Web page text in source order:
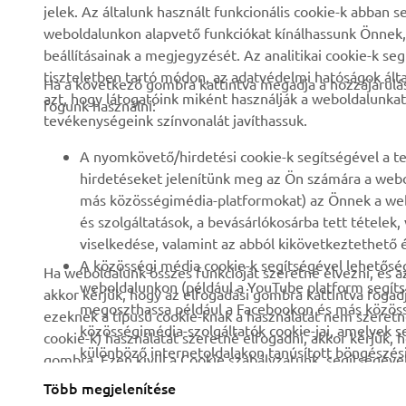
Hírek és Promóciók
Sajtó
Munka a Yamahánál
Legyen kereskedő
Emberi jogi szabályzat
Fenntarthatósági
alapirányelv
Bejelentés elküldése
Hatóságok
Gyors beavatkozók
Motoros iskola
Robotics
Partnerségek
Műszaki információk
független szervizeknek
Yamalube Safety Data
Sheets
Hungary (Hungarian)
jelek. Az általunk használt funkcionális cookie-k abban
weboldalunkon alapvető funkciókat kínálhassunk
beállításainak a megjegyzését. Az analitikai cookie-k
tiszteletben tartó módon, az adatvédelmi hatóságok
azt, hogy látogatóink miként használják a
tevékenységeink színvonalát javíthassuk.
Ha a következő gombra kattintva megadja a
fogunk használni:
A nyomkövető/hirdetési cookie-k segítségével a
hirdetéseket jelenítünk meg az Ön számára a
más közösségimédia-platformokat) az Önnek a
és szolgáltatások, a bevásárlókosárba tett
viselkedése, valamint az abból kikövetkeztethető
A közösségi média cookie-k segítségével
weboldalunkon (például a YouTube platform
megoszthassa például a Facebookon és más
közösségimédia-szolgáltatók cookie-jai, amelyek
különböző internetoldalakon tanúsított
Ha weboldalunk összes funkcióját szeretné élvezni,
akkor kérjük, hogy az elfogadási gombra kattintva
ezeknek a típusú cookie-knak a használatát nem
cookie-k) használatát szeretné elfogadni, akkor kérjük,
gombra. Ezen kívül a Cookie szabályzatunk
Kérjük, hogy olvassa el ezt a
módjáról.
Több megjelenítése